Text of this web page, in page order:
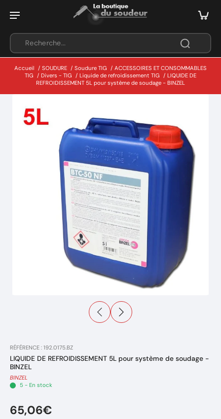
Accueil / SOUDURE / Soudure TIG / ACCESSOIRES ET CONSOMMABLES
TIG / Divers - TIG / Liquide de refroidissement TIG / LIQUIDE DE
REFROIDISSEMENT 5L pour système de soudage - BINZEL
RÉFÉRENCE : 192.0175.BZ
LIQUIDE DE REFROIDISSEMENT 5L pour système de soudage -
BINZEL
BINZEL
5 - En stock
65,06€